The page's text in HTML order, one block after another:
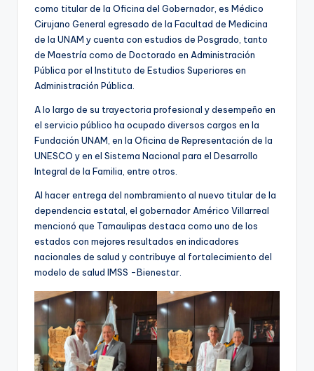
como titular de la Oficina del Gobernador, es Médico
Cirujano General egresado de la Facultad de Medicina
de la UNAM y cuenta con estudios de Posgrado, tanto
de Maestría como de Doctorado en Administración
Pública por el Instituto de Estudios Superiores en
Administración Pública.
A lo largo de su trayectoria profesional y desempeño en
el servicio público ha ocupado diversos cargos en la
Fundación UNAM, en la Oficina de Representación de la
UNESCO y en el Sistema Nacional para el Desarrollo
Integral de la Familia, entre otros.
Al hacer entrega del nombramiento al nuevo titular de la
dependencia estatal, el gobernador Américo Villarreal
mencionó que Tamaulipas destaca como uno de los
estados con mejores resultados en indicadores
nacionales de salud y contribuye al fortalecimiento del
modelo de salud IMSS -Bienestar.